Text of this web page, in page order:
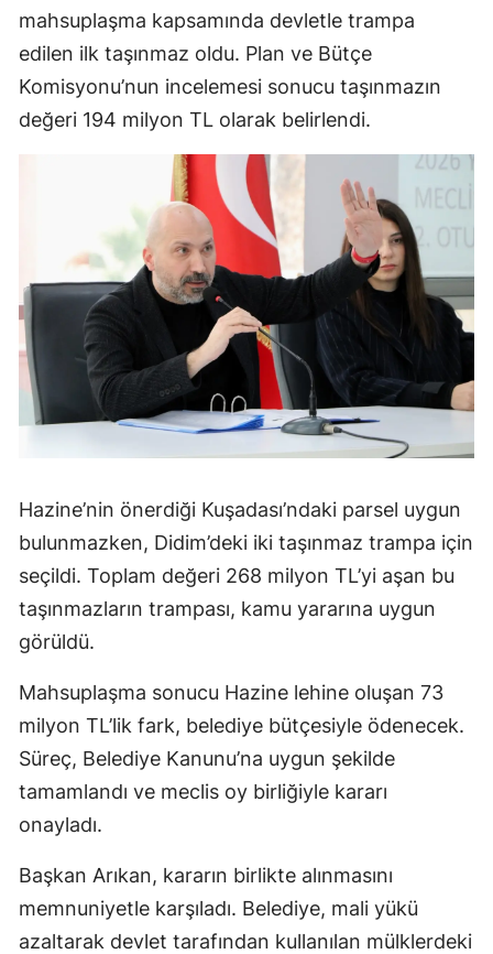
mahsuplaşma kapsamında devletle trampa
edilen ilk taşınmaz oldu. Plan ve Bütçe
Komisyonu’nun incelemesi sonucu taşınmazın
değeri 194 milyon TL olarak belirlendi.
Hazine’nin önerdiği Kuşadası’ndaki parsel uygun
bulunmazken, Didim’deki iki taşınmaz trampa için
seçildi. Toplam değeri 268 milyon TL’yi aşan bu
taşınmazların trampası, kamu yararına uygun
görüldü.
Mahsuplaşma sonucu Hazine lehine oluşan 73
milyon TL’lik fark, belediye bütçesiyle ödenecek.
Süreç, Belediye Kanunu’na uygun şekilde
tamamlandı ve meclis oy birliğiyle kararı
onayladı.
Başkan Arıkan, kararın birlikte alınmasını
memnuniyetle karşıladı. Belediye, mali yükü
azaltarak devlet tarafından kullanılan mülklerdeki